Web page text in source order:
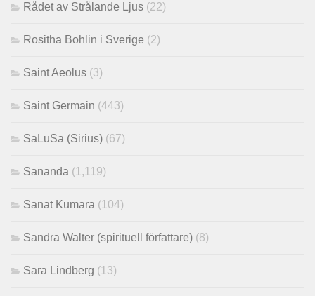
Rådet av Strålande Ljus (22)
Rositha Bohlin i Sverige (2)
Saint Aeolus (3)
Saint Germain (443)
SaLuSa (Sirius) (67)
Sananda (1,119)
Sanat Kumara (104)
Sandra Walter (spirituell författare) (8)
Sara Lindberg (13)